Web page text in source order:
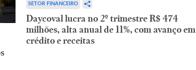
SETOR FINANCEIRO
Daycoval lucra no 2º trimestre R$ 474
milhões, alta anual de 11%, com avanço em
crédito e receitas